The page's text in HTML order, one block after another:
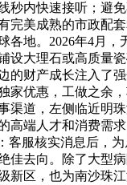
秒内快速接听；避
完美成熟的市政配
各地。2026年4月，
设大理石或高质量
的财产成长注入了
家优惠，工做之余，
渠道，左侧临近明
高端人才和消费需
客服核实消息后，
佳去向。除了大型
新区，也为南沙珠